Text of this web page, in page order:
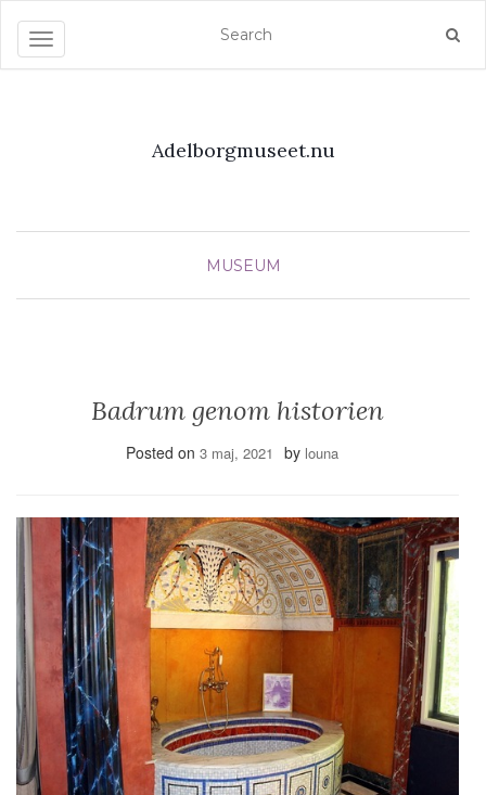
Toggle navigation
Adelborgmuseet.nu
MUSEUM
Badrum genom historien
Posted on 3 maj, 2021 by louna